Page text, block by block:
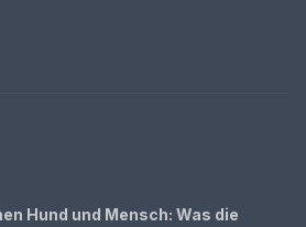
Hund und Mensch: Was die